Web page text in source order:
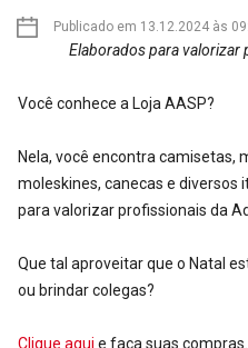
Publicado em 13.12.2024 às
Elaborados para valorizar
Você conhece a Loja AASP?
Nela, você encontra camisetas,
moleskines, canecas e diversos
para valorizar profissionais da
Que tal aproveitar que o Natal
ou brindar colegas?
Clique aqui e faça suas compras.